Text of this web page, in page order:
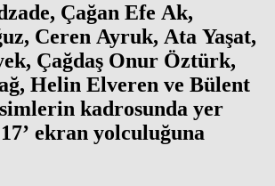
Çağan Efe Ak,
Ceren Ayruk, Ata Yaşat,
Çağdaş Onur Öztürk,
Helin Elveren ve Bülent
kadrosunda yer
17’ ekran yolculuğuna